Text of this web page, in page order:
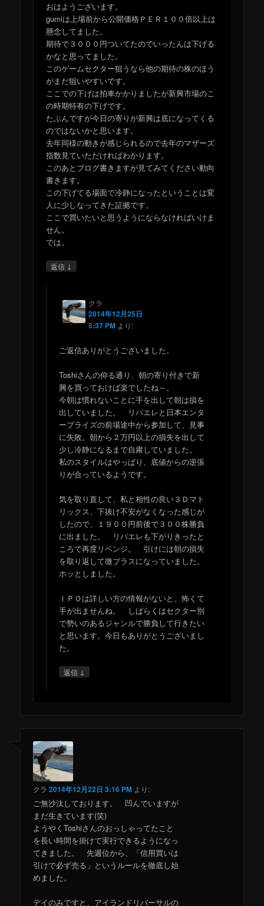
おはようございます。
gumiは上場前から公開価格ＰＥＲ１００倍以上は
懸念してました。
期待で３０００円ついてたのでいったんは下げる
かなと思ってました。
このゲームセクター狙うなら他の期待の株のほう
がまだ狙いやすいです。
ここでの下げは拍車かかりましたが新興市場のこ
の時期特有の下げです。
たぶんですが今日の寄りが新興は底になってくる
のではないかと思います。
去年同様の動きが感じられるので去年のマザーズ
指数見ていただければわかります。
このあとブログ書きますが見てみてください動向
書きます。
この下げてる場面で冷静になったということは変
人に少しなってきた証拠です。
ここで買いたいと思うようにならなければいけま
せん。
では。
返信 ↓
クラ
2014年12月25日
5:37 PM より:
ご返信ありがとうございました。
Toshiさんの仰る通り、朝の寄り付きで新
興を買っておけば楽でしたね～。
今朝は慣れないことに手を出して朝は損を
出していました。 リバエレと日本エンタ
ープライズの前場途中から参加して、見事
に失敗。朝から２万円以上の損失を出して
少し冷静になるまで自粛していました。
私のスタイルはやっぱり、底値からの逆張
りが合っているようです。
気を取り直して、私と相性の良い３Ｄマト
リックス、下抜け不安がなくなった感じが
したので、１９００円前後で３００株勝負
に出ました。 リバエレも下がりきったと
ころで再度リベンジ。 引けには朝の損失
を取り返して微ブラスになっていました。
ホッとしました。
ＩＰＯは詳しい方の情報がないと、怖くて
手が出ませんね。 しばらくはセクター別
で勢いのあるジャンルで勝負して行きたい
と思います。今日もありがとうございまし
た。
返信 ↓
クラ 2014年12月22日 3:16 PM より:
ご無沙汰しております。 凹んでいますが
まだ生きています(笑)
ようやくToshiさんのおっしゃってたこと
を長い時間を掛けて実行できるようになっ
てきました。 先週位から、「信用買いは
引けで必ず売る」というルールを徹底し始
めました。
デイのみですと、アイランドリバーサルの